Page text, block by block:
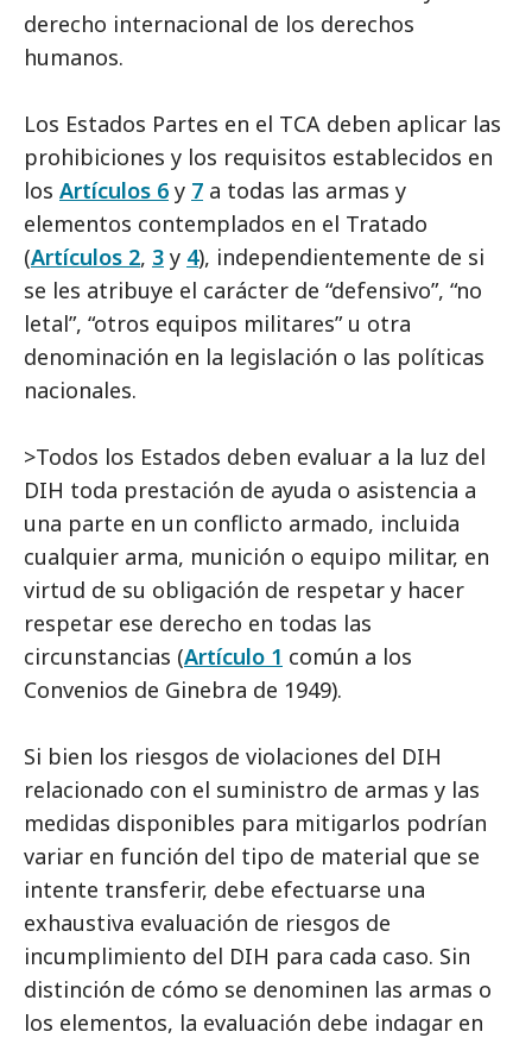
derecho internacional de los derechos
humanos.
Los Estados Partes en el TCA deben aplicar las
prohibiciones y los requisitos establecidos en
los Artículos 6 y 7 a todas las armas y
elementos contemplados en el Tratado
(Artículos 2, 3 y 4), independientemente de si
se les atribuye el carácter de “defensivo”, “no
letal”, “otros equipos militares” u otra
denominación en la legislación o las políticas
nacionales.
>Todos los Estados deben evaluar a la luz del
DIH toda prestación de ayuda o asistencia a
una parte en un conflicto armado, incluida
cualquier arma, munición o equipo militar, en
virtud de su obligación de respetar y hacer
respetar ese derecho en todas las
circunstancias (Artículo 1 común a los
Convenios de Ginebra de 1949).
Si bien los riesgos de violaciones del DIH
relacionado con el suministro de armas y las
medidas disponibles para mitigarlos podrían
variar en función del tipo de material que se
intente transferir, debe efectuarse una
exhaustiva evaluación de riesgos de
incumplimiento del DIH para cada caso. Sin
distinción de cómo se denominen las armas o
los elementos, la evaluación debe indagar en